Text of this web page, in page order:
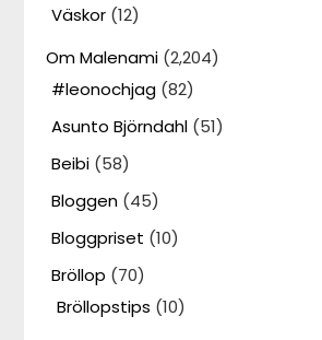
Väskor (12)
Om Malenami (2,204)
#leonochjag (82)
Asunto Björndahl (51)
Beibi (58)
Bloggen (45)
Bloggpriset (10)
Bröllop (70)
Bröllopstips (10)